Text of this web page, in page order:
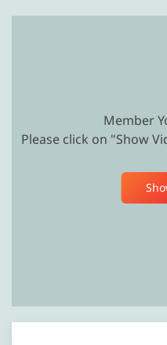
Member
Please click on "Show